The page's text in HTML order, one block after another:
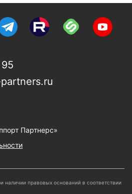
Партнерс»
наличии правовых оснований в соответствии